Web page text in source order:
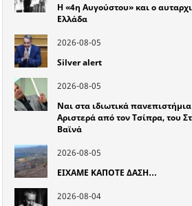
Η «4η Αυγούστου» και ο
Ελλάδα
2026-08-05
Silver alert
2026-08-05
Ναι στα ιδιωτικά πανεπιστήμια
Αριστερά από τον Τσίπρα, του
Βαϊνά
2026-08-05
ΕΙΧΑΜΕ ΚΑΠΟΤΕ ΔΑΣΗ…
2026-08-04